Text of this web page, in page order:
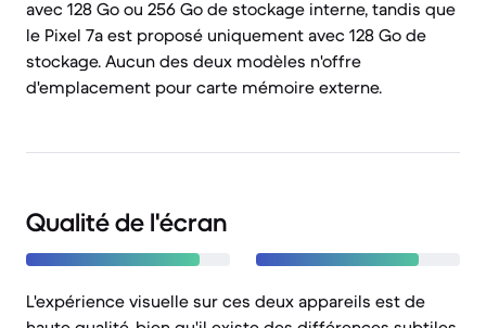
avec 128 Go ou 256 Go de stockage interne, tandis que
le Pixel 7a est proposé uniquement avec 128 Go de
stockage. Aucun des deux modèles n'offre
d'emplacement pour carte mémoire externe.
Qualité de l'écran
L'expérience visuelle sur ces deux appareils est de